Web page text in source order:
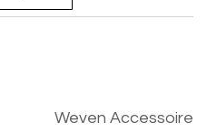
Weven Accessoire